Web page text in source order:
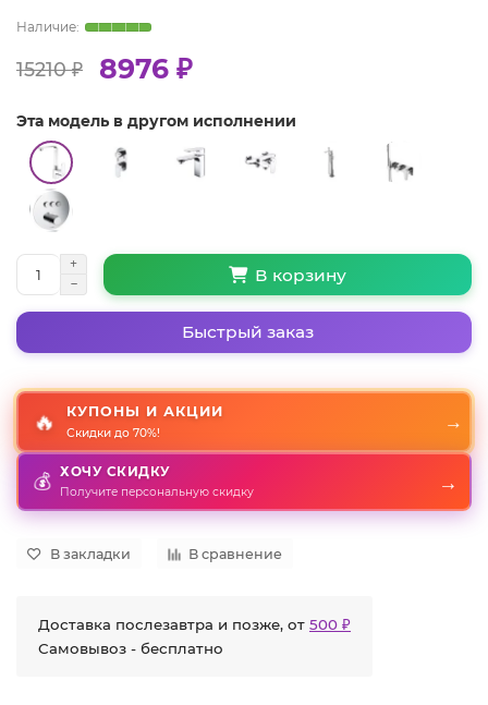
15210 ₽ 8976 ₽
Эта модель в другом исполнении
В корзину
Быстрый заказ
🔥 КУПОНЫ И АКЦИИ
Скидки до 70%!
→
💰 ХОЧУ СКИДКУ
Получите персональную скидку →
В закладки В сравнение
Доставка послезавтра и позже, от 500 ₽
Самовывоз - бесплатно